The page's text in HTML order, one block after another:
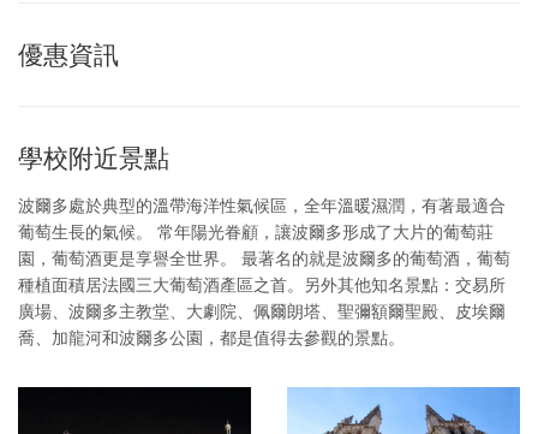
優惠資訊
學校附近景點
波爾多處於典型的溫帶海洋性氣候區，全年溫暖濕潤，有著最適合
葡萄生長的氣候。 常年陽光眷顧，讓波爾多形成了大片的葡萄莊
園，葡萄酒更是享譽全世界。 最著名的就是波爾多的葡萄酒，葡萄
種植面積居法國三大葡萄酒產區之首。另外其他知名景點：交易所
廣場、波爾多主教堂、大劇院、佩爾朗塔、聖彌額爾聖殿、皮埃爾
喬、加龍河和波爾多公園，都是值得去參觀的景點。